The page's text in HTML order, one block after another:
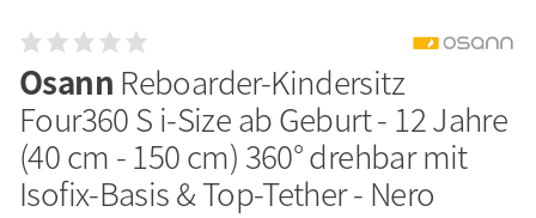
Osann Reboarder-Kindersitz
Four360 S i-Size ab Geburt - 12 Jahre
(40 cm - 150 cm) 360° drehbar mit
Isofix-Basis & Top-Tether - Nero